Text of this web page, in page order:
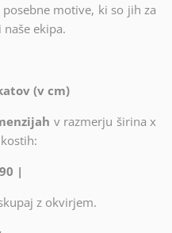
motive, ki so jih za
ekipa.
(v cm)
v razmerju širina x
|
z okvirjem.